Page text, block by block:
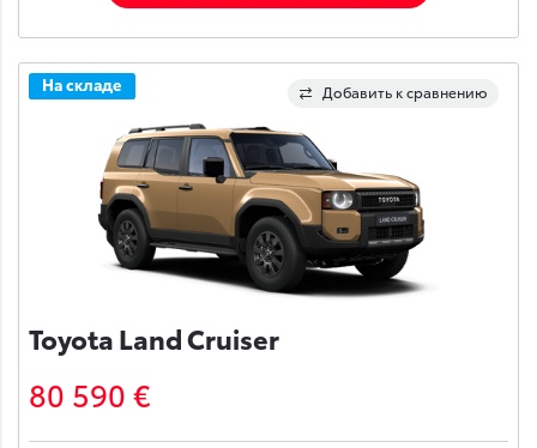
Добавить к сравнению
На складе
Toyota Land Cruiser
80 590 €